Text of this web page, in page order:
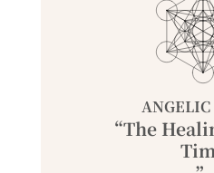
“The